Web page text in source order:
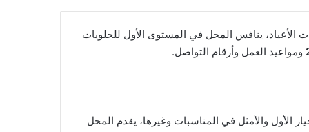
ينافس المحل في المستوى الأول للحلويات
ومواعيد العمل وأرقام التواصل.
الخيار الأول والأمثل في المناسبات وغيرها، يقدم المحل